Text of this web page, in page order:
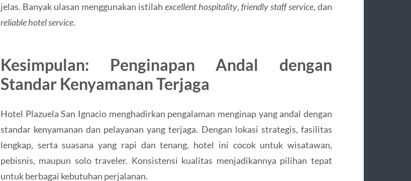
jelas. Banyak ulasan menggunakan istilah excellent hospitality, friendly staff service, dan
reliable hotel service.
Kesimpulan: Penginapan Andal dengan
Standar Kenyamanan Terjaga
Hotel Plazuela San Ignacio menghadirkan pengalaman menginap yang andal dengan
standar kenyamanan dan pelayanan yang terjaga. Dengan lokasi strategis, fasilitas
lengkap, serta suasana yang rapi dan tenang, hotel ini cocok untuk wisatawan,
pebisnis, maupun solo traveler. Konsistensi kualitas menjadikannya pilihan tepat
untuk berbagai kebutuhan perjalanan.